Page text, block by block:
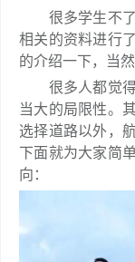
很多学生不了
相关的资料进行
的介绍一下，当
很多人都觉得
当大的局限性。
选择道路以外，
下面就为大家简
向：